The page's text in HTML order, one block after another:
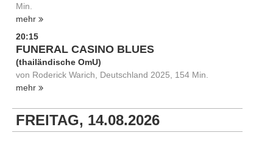
Min.
mehr
20:15
FUNERAL CASINO BLUES
(thailändische OmU)
von Roderick Warich, Deutschland 2025, 154 Min.
mehr
FREITAG, 14.08.2026